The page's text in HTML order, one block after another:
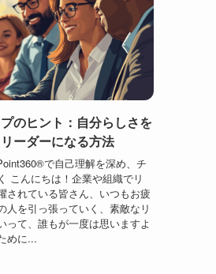
のヒント：自分らしさを
ーダーになる方法
で自己理解を深め、チ
こんにちは！企業や組織でリ
されている皆さん、いつもお疲
人を引っ張っていく、素敵なリ
って、誰もが一度は思いますよ
めに...